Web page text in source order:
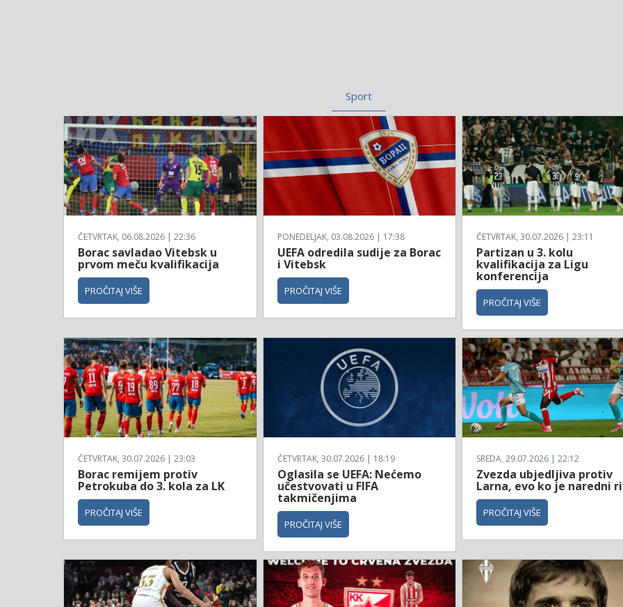
Sport
ČETVRTAK, 06.08.2026 | 22:36
Borac savladao Vitebsk u
prvom meču kvalifikacija
PROČITAJ VIŠE
PONEDELJAK, 03.08.2026 | 17:38
UEFA odredila sudije za Borac
i Vitebsk
PROČITAJ VIŠE
ČETVRTAK, 30.07.2026 | 23:11
Partizan u 3. kolu
kvalifikacija za Ligu
konferencija
PROČITAJ VIŠE
ČETVRTAK, 30.07.2026 | 23:03
Borac remijem protiv
Petrokuba do 3. kola za LK
PROČITAJ VIŠE
ČETVRTAK, 30.07.2026 | 18:19
Oglasila se UEFA: Nećemo
učestvovati u FIFA
takmičenjima
PROČITAJ VIŠE
SREDA, 29.07.2026 | 22:12
Zvezda ubjedljiva protiv
Larna, evo ko je naredni
PROČITAJ VIŠE